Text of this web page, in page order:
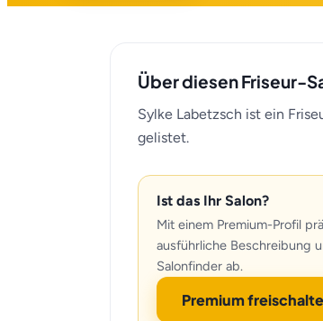
Über diesen Friseur-
Sylke Labetzsch ist ein
gelistet.
Ist das Ihr Salon?
Mit einem Premium-Profil
ausführliche Beschreibung
Salonfinder ab.
Premium